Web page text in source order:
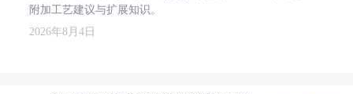
附加工艺建议与扩展知识。
2026年8月4日